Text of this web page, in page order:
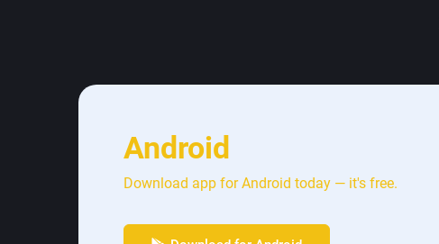
Android
Download app for Android today — it's free.